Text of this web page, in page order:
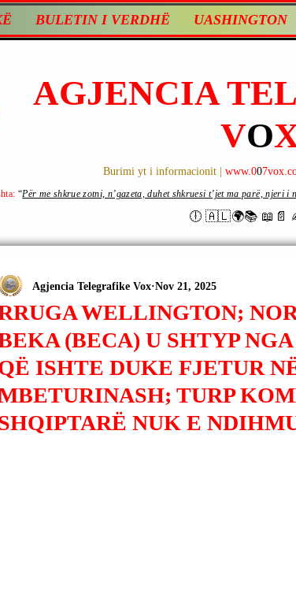
BULETIN I VERDHË UASHINGTON
AGJENCIA
VO
Burimi yt i informacionit | www.00
🕕 🇦🇱🌍📚 📖📄
“Për me shkrue zotni, n’gazeta, duhet shkruesi t’jet ma parë, njeri i
WELLINGTON;
(BECA) U SHTYP
ISHTE DUKE FJETUR
TURP
NUK E
Agjencia Telegrafike Vox Nov 21, 2025